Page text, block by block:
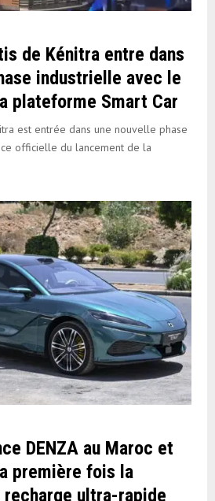
de Kénitra entre dans
industrielle avec le
plateforme Smart Car
est entrée dans une nouvelle phase
officielle du lancement de la
DENZA au Maroc et
première fois la
ultra-rapide